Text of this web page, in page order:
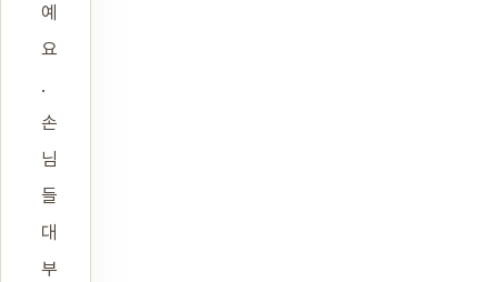
예
요
.
손
님
들
대
부